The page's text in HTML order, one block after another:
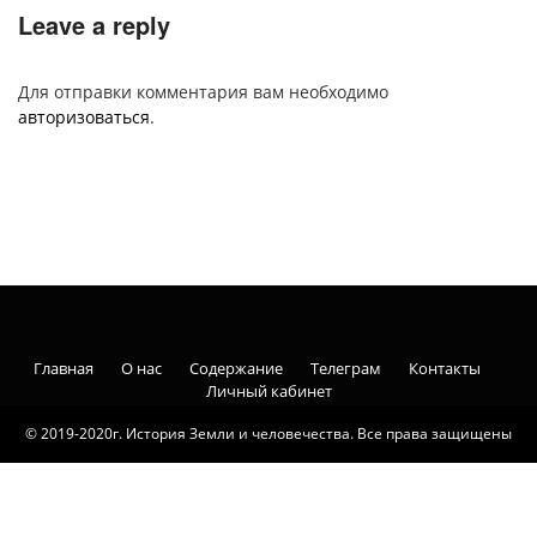
Leave a reply
Для отправки комментария вам необходимо
авторизоваться.
© 2019-2020г. История Земли и человечества. Все права защищены
Главная О нас Содержание Телеграм
Контакты
Личный кабинет